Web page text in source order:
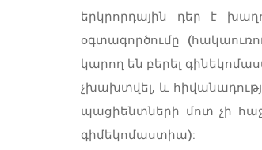
երկրորդային դեր է
օգտագործումը
կարող են բերել
չխախտվել, և
պացիենտների մոտ չի
գիմեկոմաստիա):